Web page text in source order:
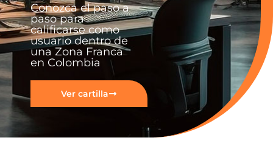
Conozca el paso a
paso para
calificarse como
usuario dentro de
una Zona Franca
en Colombia
Ver cartilla